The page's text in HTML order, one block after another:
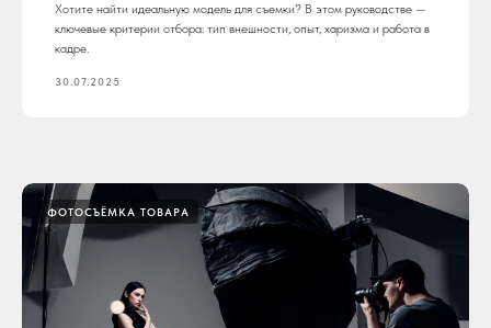
Хотите найти идеальную модель для съемки? В этом руководстве —
ключевые критерии отбора: тип внешности, опыт, харизма и работа в
кадре.
30.07.2025
ФОТОСЪЁМКА ТОВАРА